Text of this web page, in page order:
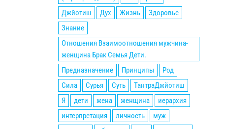
Джйотиш
Дух Жизнь
Здоровье
Знание
Отношения Взаимоотношения мужчина-
женщина Брак Семья Дети.
Предназначение
Принципы
Род
Сила
Сурья Суть
ТантраДжйотиш
Я
дети жена женщина
иерархия
интерпретация
личность
муж